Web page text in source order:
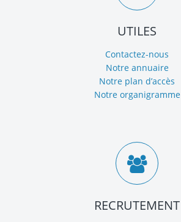
UTILES
Contactez-nous
Notre annuaire
Notre plan d’accès
Notre organigramme
RECRUTEMENT